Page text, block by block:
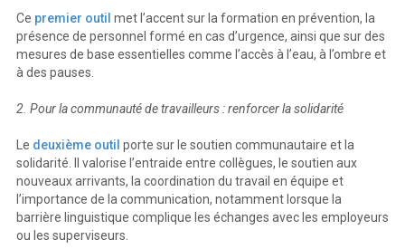
Ce premier outil met l’accent sur la formation en prévention, la
présence de personnel formé en cas d’urgence, ainsi que sur des
mesures de base essentielles comme l’accès à l’eau, à l’ombre et
à des pauses.
2. Pour la communauté de travailleurs : renforcer la solidarité
Le deuxième outil porte sur le soutien communautaire et la
solidarité. Il valorise l’entraide entre collègues, le soutien aux
nouveaux arrivants, la coordination du travail en équipe et
l’importance de la communication, notamment lorsque la
barrière linguistique complique les échanges avec les employeurs
ou les superviseurs.